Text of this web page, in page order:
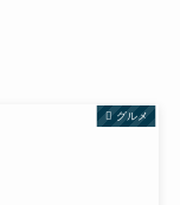
グルメ